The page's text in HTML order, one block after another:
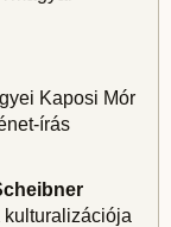
Kaposi Mór
írás
kulturalizációja